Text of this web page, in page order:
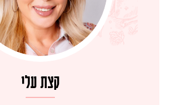
קצת עלי